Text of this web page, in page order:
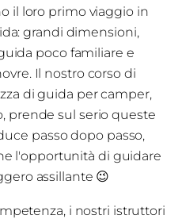
il loro primo viaggio in
grandi dimensioni,
poco familiare e
Il nostro corso di
di guida per camper,
prende sul serio queste
passo dopo passo,
l'opportunità di guidare
assillante 😉
i nostri istruttori